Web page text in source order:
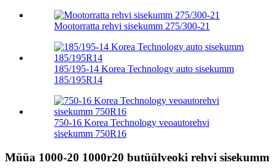
Mootorratta rehvi sisekumm 275/300-21
185/195-14 Korea Technology auto sisekumm
185/195R14
750-16 Korea Technology veoautorehvi
sisekumm 750R16
Müüa 1000-20 1000r20 butüülveoki rehvi sisekumm